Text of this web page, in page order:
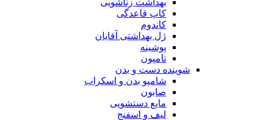
کاپ قاعدگی
کاندوم
ژل بهداشتی آقایان
پوشینه
تامپون
شوینده دست و بدن
شامپو بدن و اسکراب
صابون
مایع دستشویی
لیف و اسفنج